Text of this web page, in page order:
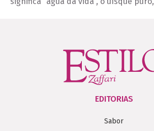
EDITORIAS
Sabor